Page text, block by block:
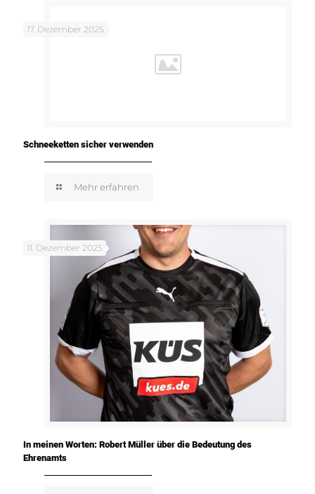
17. Dezember 2025
Schneeketten sicher verwenden
Mehr erfahren
11. Dezember 2025
In meinen Worten: Robert Müller über die Bedeutung des
Ehrenamts